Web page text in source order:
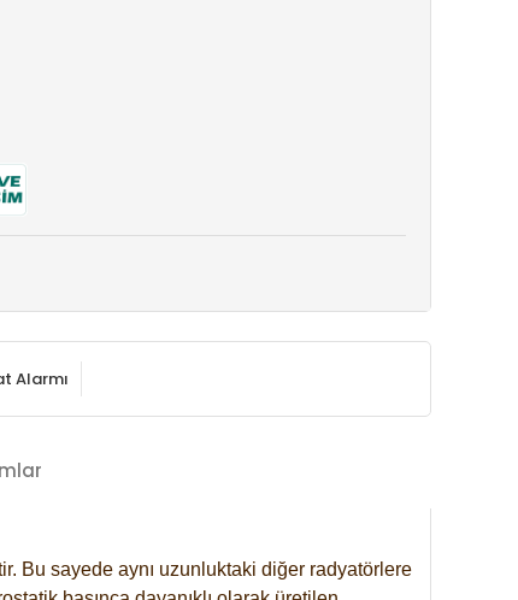
Alarmı
Bu sayede aynı uzunluktaki diğer radyatörlere